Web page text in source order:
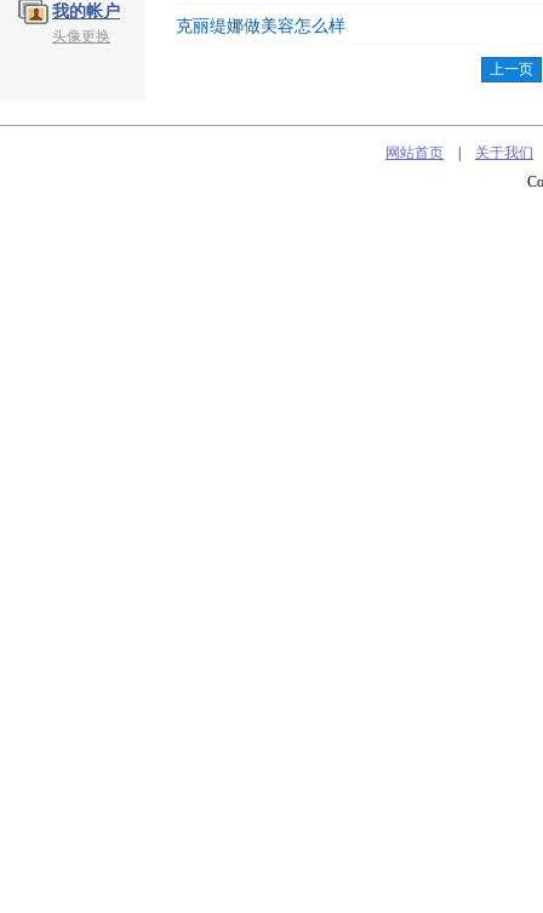
我的帐户
头像更换
克丽缇娜做美容怎么样
上一页
网站首页 关于我们